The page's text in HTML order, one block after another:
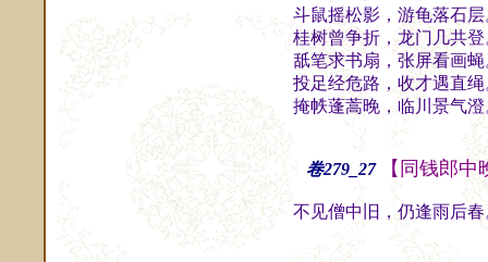
斗鼠摇松影，游龟落石
桂树曾争折，龙门几共
舐笔求书扇，张屏看画
投足经危路，收才遇直
掩帙蓬蒿晚，临川景气
卷279_27 【同钱郎
不见僧中旧，仍逢雨后